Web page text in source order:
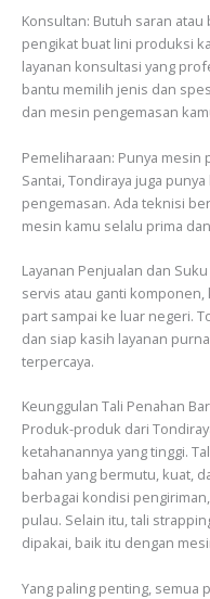
Konsultan: Butuh saran
pengikat buat lini produksi
layanan konsultasi yang
bantu memilih jenis dan
dan mesin pengemasan
Pemeliharaan: Punya
Santai, Tondiraya juga
pengemasan. Ada teknisi
mesin kamu selalu prima
Layanan Penjualan dan
servis atau ganti
part sampai ke luar negeri.
dan siap kasih layanan
terpercaya.
Keunggulan Tali Penahan
Produk-produk dari
ketahanannya yang tinggi.
bahan yang bermutu, kuat,
berbagai kondisi
pulau. Selain itu, tali
dipakai, baik itu dengan
Yang paling penting, semua